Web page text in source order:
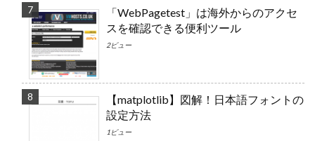
「WebPagetest」は海外からのアクセ
スを確認できる便利ツール
2ビュー
【matplotlib】図解！日本語フォントの
設定方法
1ビュー